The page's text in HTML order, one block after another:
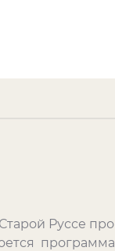
Старой Руссе